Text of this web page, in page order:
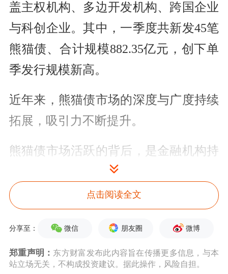
盖主权机构、多边开发机构、跨国企业
与科创企业。其中，一季度共新发45笔
熊猫债、合计规模882.35亿元，创下单
季发行规模新高。
近年来，熊猫债市场的深度与广度持续
拓展，吸引力不断提升。
熊猫债市场活跃的背后，是金融机构持
续发力。多家券商依托多元化业务协同
模式，深度嵌入产业链服务，助力熊猫
债市场规模扩张与发行提速。券商开展
熊猫债业务的竞争维度，也从单纯地承
销份额，延伸至结构创新、跨境路演等
点击阅读全文
分享至： 微信 朋友圈 微博
郑重声明： 东方财富发布此内容旨在传播更多信息，与本
站立场无关，不构成投资建议。据此操作，风险自担。